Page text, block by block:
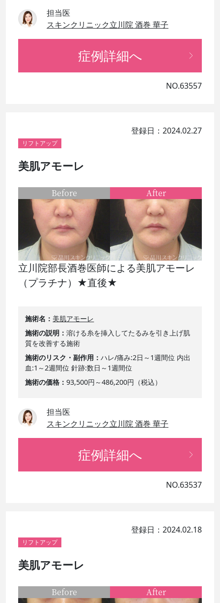
担当医
スキンクリニック立川院 酒巻 華子
症例詳細へ
NO.63557
登録日：2024.02.27
リフトアップ
美肌アモーレ
立川院部長酒巻医師による美肌アモーレ
（プラチナ）★直後★
施術名
美肌アモーレ
施術の説明
溶ける糸を挿入してたるみを引き上げ肌
質を改善する施術
施術のリスク・副作用
ハレ/痛み:2日～1週間位 内出
血:1～2週間位 針跡:数日～1週間位
施術の価格
93,500円～486,200円（税込）
担当医
スキンクリニック立川院 酒巻 華子
Before After
症例詳細へ
NO.63537
登録日：2024.02.18
リフトアップ
美肌アモーレ
Before After